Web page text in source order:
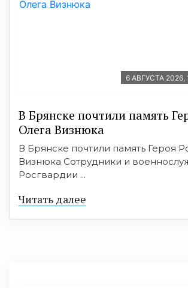
6 АВГУСТА 2026,
В Брянске почтили память
Олега Визнюка
В Брянске почтили память Героя
Визнюка Сотрудники и
Росгвардии ...
Читать далее